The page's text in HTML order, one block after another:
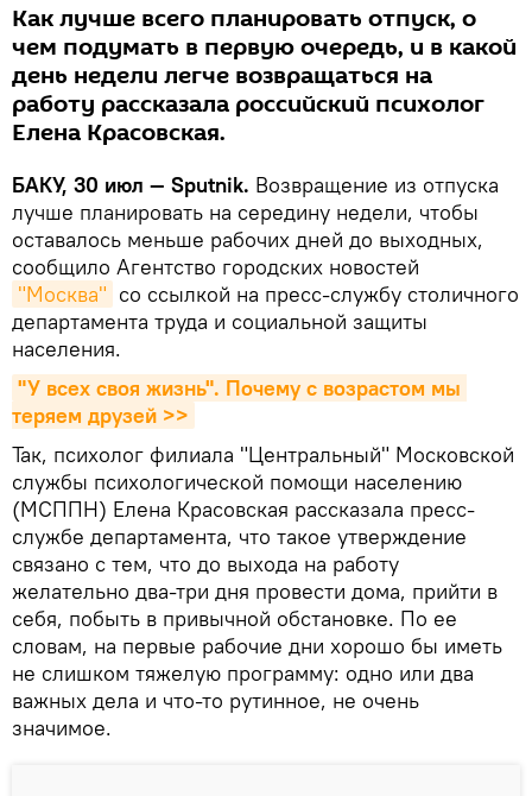
Как лучше всего планировать отпуск, о
чем подумать в первую очередь, и в какой
день недели легче возвращаться на
работу рассказала российский психолог
Елена Красовская.
БАКУ, 30 июл — Sputnik. Возвращение из отпуска
лучше планировать на середину недели, чтобы
оставалось меньше рабочих дней до выходных,
сообщило Агентство городских новостей
"Москва" со ссылкой на пресс-службу столичного
департамента труда и социальной защиты
населения.
"У всех своя жизнь". Почему с возрастом мы
теряем друзей >>
Так, психолог филиала "Центральный" Московской
службы психологической помощи населению
(МСППН) Елена Красовская рассказала пресс-
службе департамента, что такое утверждение
связано с тем, что до выхода на работу
желательно два-три дня провести дома, прийти в
себя, побыть в привычной обстановке. По ее
словам, на первые рабочие дни хорошо бы иметь
не слишком тяжелую программу: одно или два
важных дела и что-то рутинное, не очень
значимое.